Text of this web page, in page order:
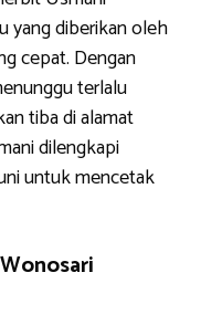
yang diberikan oleh
cepat. Dengan
terlalu
tiba di alamat
dilengkapi
untuk mencetak